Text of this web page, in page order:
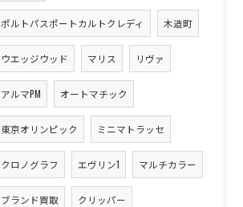
ポルトパスポートカルトクレディ 木造町
ウエッジウッド マリス リヴァ
アルマPM オートマチック
東京オリンピック ミニマトラッセ
クロノグラフ エヴリン1 マルチカラー
ブランド買取 クリッパー